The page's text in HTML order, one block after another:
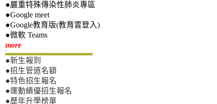
●嚴重特殊傳染性肺炎專區
●Google meet
●Google教育版(教育雲登入)
●微軟 Teams
more新生專區
●新生報到
●招生管道名額
●特色招生報名
●運動績優招生報名
●歷年升學榜單